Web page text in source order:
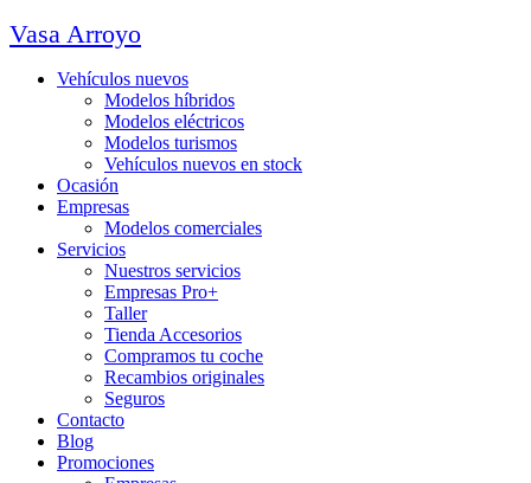
Vasa Arroyo
Vehículos nuevos
Modelos híbridos
Modelos eléctricos
Modelos turismos
Vehículos nuevos en stock
Ocasión
Empresas
Modelos comerciales
Servicios
Nuestros servicios
Empresas Pro+
Taller
Tienda Accesorios
Compramos tu coche
Recambios originales
Seguros
Contacto
Blog
Promociones